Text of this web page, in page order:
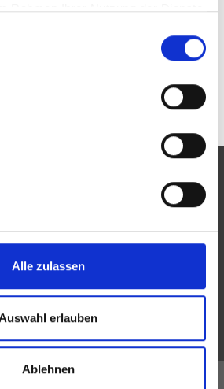
Rahmen Ihrer Nutzung der Dienste
Alle zulassen
Auswahl erlauben
Ablehnen
der Augenoptiker und
seine Mitglieder